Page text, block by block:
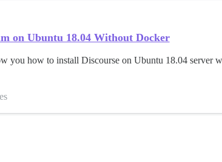
on Ubuntu 18.04 Without Docker
you how to install Discourse on Ubuntu 18.04 server